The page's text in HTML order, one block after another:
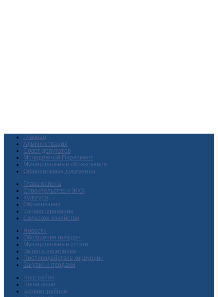
Главная
Администрация
Совет депутатов
Молодежный Парламент
Муниципальные образования
Официальные документы
Глава района
Строительство и ЖКХ
Культура
Образование
Здравоохранение
Сельское хозяйство
Новости
Обращения граждан
Муниципальные услуги
Защита населения
Противодействие коррупции
Закупки и продажи
Наш район
Наши люди
Бюджет района